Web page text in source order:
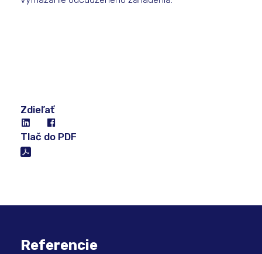
Zdieľať
Tlač do PDF
Referencie